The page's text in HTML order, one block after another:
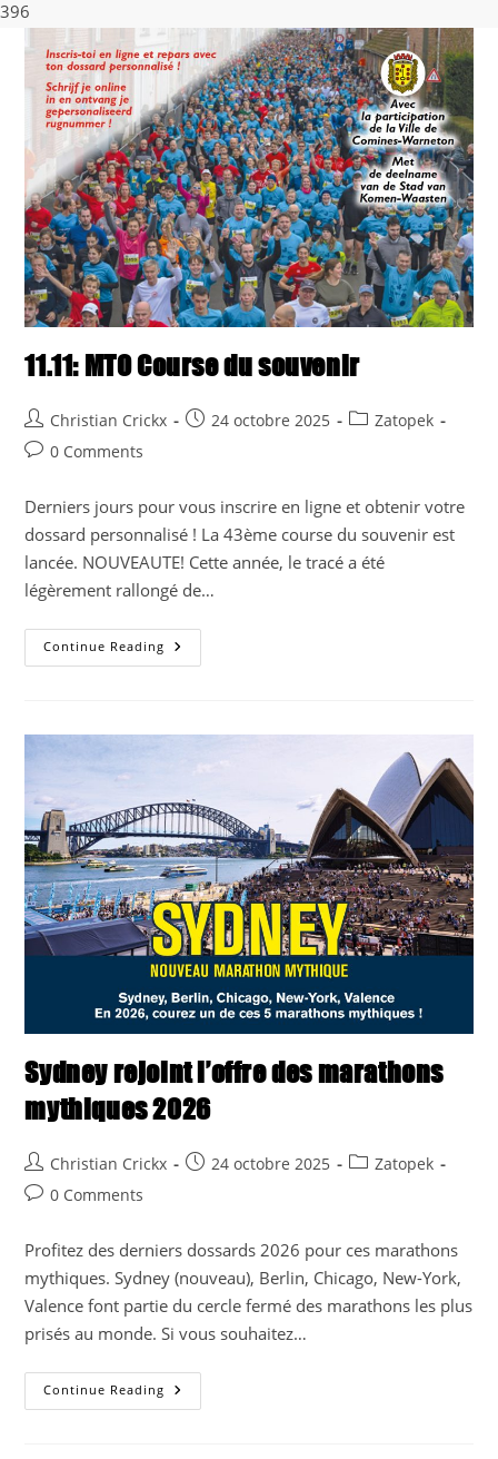
Skip
content
396
11.11: MTO Course du souvenir
Post
author:
Christian Crickx
Post24 octobre 2025
PostZatopek
Post0 Comments
Derniers jours pour vous inscrire en ligne et obtenir votre
dossard personnalisé ! La 43ème course du souvenir est
lancée. NOUVEAUTE! Cette année, le tracé a été
légèrement rallongé de…
Continue Reading
11.11:
MTO
Sydney rejoint l’offre des marathons
mythiques 2026
Post
author:
Christian Crickx
Post24 octobre 2025
PostZatopek
Post0 Comments
Profitez des derniers dossards 2026 pour ces marathons
mythiques. Sydney (nouveau), Berlin, Chicago, New-York,
Valence font partie du cercle fermé des marathons les plus
prisés au monde. Si vous souhaitez…
Continue Reading
Sydney
Rejoint